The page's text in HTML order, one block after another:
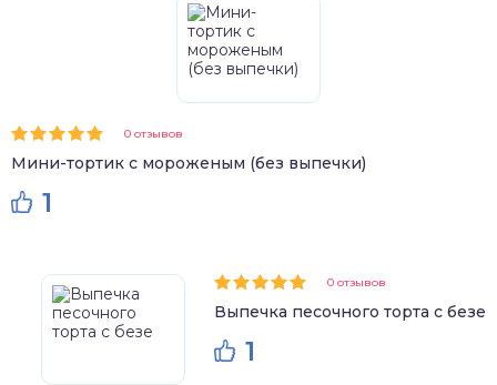
0 отзывов
Мини-тортик с мороженым (без выпечки)
1
0 отзывов
Выпечка песочного торта с безе
1